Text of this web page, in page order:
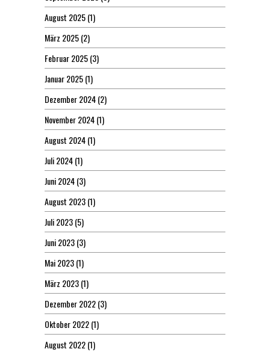
August 2025(1)
März 2025(2)
Februar 2025(3)
Januar 2025(1)
Dezember 2024(2)
November 2024(1)
August 2024(1)
Juli 2024(1)
Juni 2024(3)
August 2023(1)
Juli 2023(5)
Juni 2023(3)
Mai 2023(1)
März 2023(1)
Dezember 2022(3)
Oktober 2022(1)
August 2022(1)